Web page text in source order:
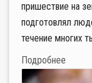
пришествие на
подготовлял
течение многих
Подробнее